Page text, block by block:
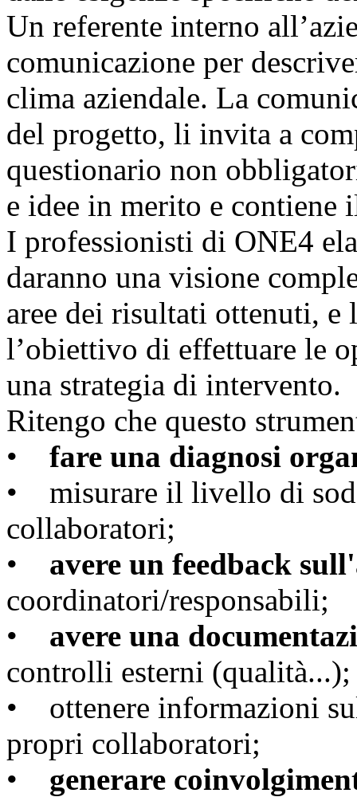
Un referente interno
comunicazione per
clima aziendale. La
del progetto, li invita a
questionario non
e idee in merito e
I professionisti di ONE4
daranno una visione
aree dei risultati ottenuti, e
l’obiettivo di effettuare le
una strategia di
Ritengo che questo
• fare una diagnosi
• misurare il livello di
collaboratori;
• avere un feedback
coordinatori/responsabili;
• avere una
controlli esterni (qualità...);
• ottenere informazioni
propri collaboratori;
• generare